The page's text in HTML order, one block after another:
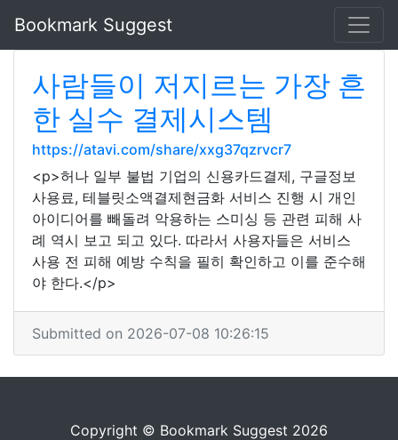
Bookmark Suggest
사람들이 저지르는 가장 흔
한 실수 결제시스템
https://atavi.com/share/xxg37qzrvcr7
<p>허나 일부 불법 기업의 신용카드결제, 구글정보
사용료, 테블릿소액결제현금화 서비스 진행 시 개인
아이디어를 빼돌려 악용하는 스미싱 등 관련 피해 사
례 역시 보고 되고 있다. 따라서 사용자들은 서비스
사용 전 피해 예방 수칙을 필히 확인하고 이를 준수해
야 한다.</p>
Submitted on 2026-07-08 10:26:15
Copyright © Bookmark Suggest 2026